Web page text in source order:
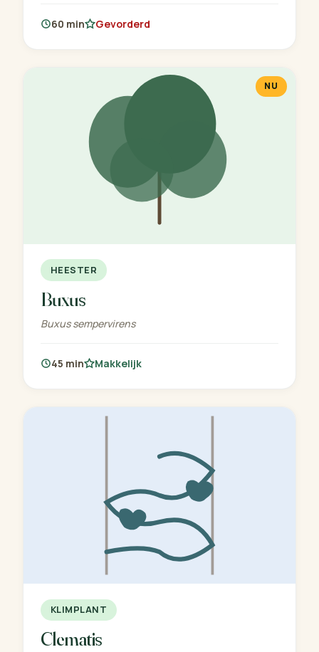
60 min Gevorderd
NU
HEESTER
Buxus
Buxus sempervirens
45 min Makkelijk
KLIMPLANT
Clematis